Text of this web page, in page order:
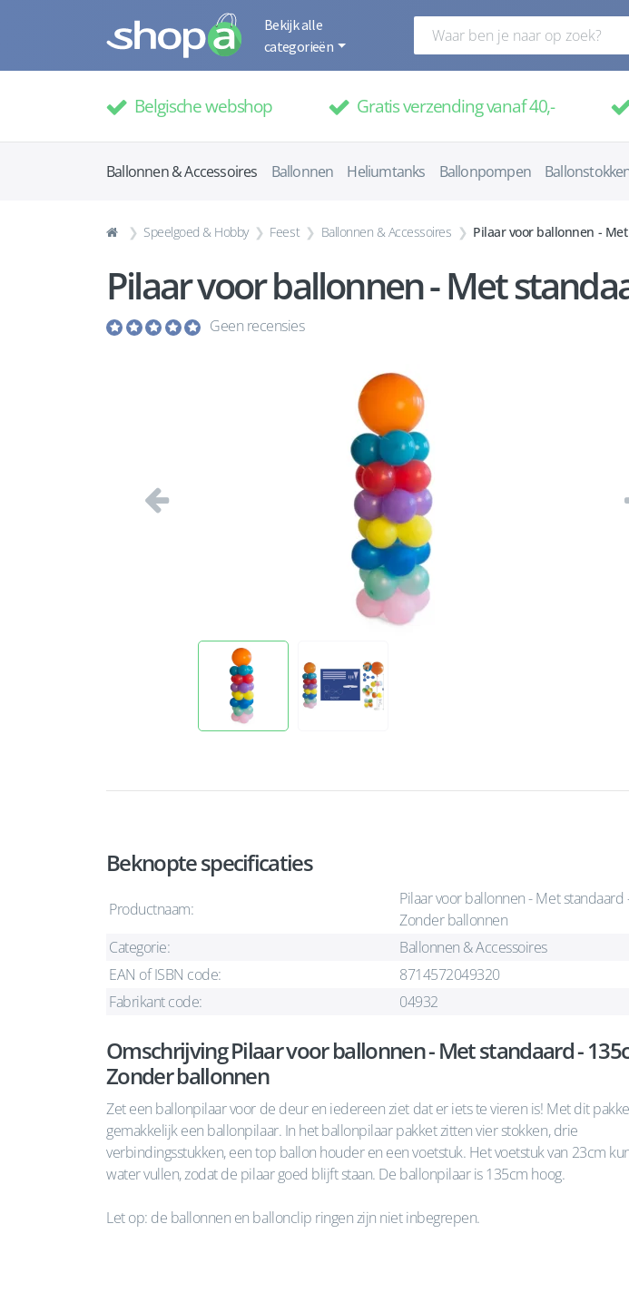
Bekijk alle
categorieën
Belgische webshop Gratis verzending vanaf 40,-
Ballonnen & Accessoires Ballonnen Heliumtanks Ballonpompen
Speelgoed & Hobby Feest Ballonnen & Accessoires Pilaar voor ballonnen -
Pilaar voor ballonnen - Met
Geen recensies
Vorige
Beknopte specificaties
Productnaam:
Pilaar voor ballonnen - Met standaard
Zonder ballonnen
Categorie:
Ballonnen & Accessoires
EAN of ISBN code:
8714572049320
Fabrikant code:
04932
Omschrijving Pilaar voor ballonnen - Met standaard -
Zonder ballonnen
Zet een ballonpilaar voor de deur en iedereen ziet dat er iets te vieren is! Met dit
gemakkelijk een ballonpilaar. In het ballonpilaar pakket zitten vier stokken, drie
verbindingsstukken, een top ballon houder en een voetstuk. Het voetstuk van 23cm
water vullen, zodat de pilaar goed blijft staan. De ballonpilaar is 135cm hoog.
Let op: de ballonnen en ballonclip ringen zijn niet inbegrepen.